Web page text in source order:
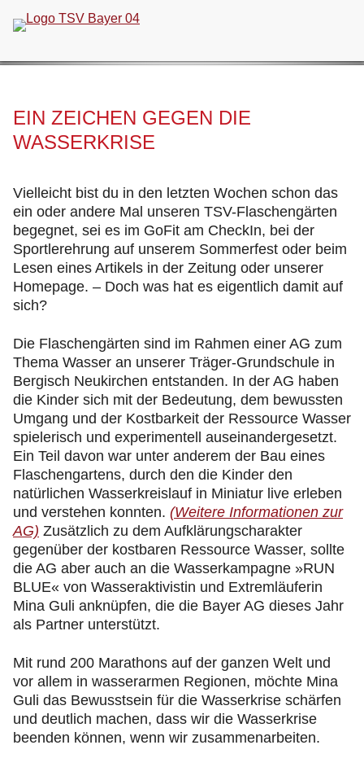
überspringen
EIN ZEICHEN GEGEN DIE
WASSERKRISE
Vielleicht bist du in den letzten Wochen schon das
ein oder andere Mal unseren TSV-Flaschengärten
begegnet, sei es im GoFit am CheckIn, bei der
Sportlerehrung auf unserem Sommerfest oder beim
Lesen eines Artikels in der Zeitung oder unserer
Homepage. – Doch was hat es eigentlich damit auf
sich?
Die Flaschengärten sind im Rahmen einer AG zum
Thema Wasser an unserer Träger-Grundschule in
Bergisch Neukirchen entstanden. In der AG haben
die Kinder sich mit der Bedeutung, dem bewussten
Umgang und der Kostbarkeit der Ressource Wasser
spielerisch und experimentell auseinandergesetzt.
Ein Teil davon war unter anderem der Bau eines
Flaschengartens, durch den die Kinder den
natürlichen Wasserkreislauf in Miniatur live erleben
und verstehen konnten. (Weitere Informationen zur
AG) Zusätzlich zu dem Aufklärungscharakter
gegenüber der kostbaren Ressource Wasser, sollte
die AG aber auch an die Wasserkampagne »RUN
BLUE« von Wasseraktivistin und Extremläuferin
Mina Guli anknüpfen, die die Bayer AG dieses Jahr
als Partner unterstützt.
Mit rund 200 Marathons auf der ganzen Welt und
vor allem in wasserarmen Regionen, möchte Mina
Guli das Bewusstsein für die Wasserkrise schärfen
und deutlich machen, dass wir die Wasserkrise
beenden können, wenn wir zusammenarbeiten.